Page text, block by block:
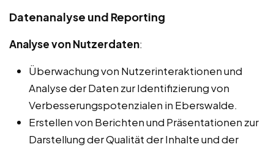
Datenanalyse und Reporting
Analyse von Nutzerdaten:
Überwachung von Nutzerinteraktionen und
Analyse der Daten zur Identifizierung von
Verbesserungspotenzialen in Eberswalde.
Erstellen von Berichten und Präsentationen zur
Darstellung der Qualität der Inhalte und der